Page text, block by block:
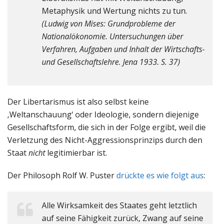
Metaphysik und Wertung nichts zu tun.
(Ludwig von Mises: Grundprobleme der
Nationalökonomie. Untersuchungen über
Verfahren, Aufgaben und Inhalt der Wirtschafts-
und Gesellschaftslehre. Jena 1933. S. 37)
Der Libertarismus ist also selbst keine
‚Weltanschauung‘ oder Ideologie, sondern diejenige
Gesellschaftsform, die sich in der Folge ergibt, weil die
Verletzung des Nicht-Aggressionsprinzips durch den
Staatnichtlegitimierbar ist.
Der Philosoph Rolf W. Pusterdrückte es wie folgt aus:
Alle Wirksamkeit des Staates geht letztlich
auf seine Fähigkeit zurück, Zwang auf seine